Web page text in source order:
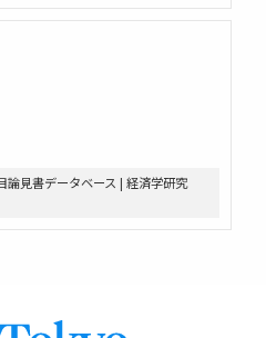
論見書データベース | 経済学研究